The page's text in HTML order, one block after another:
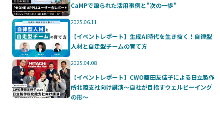
CaMPで語られた活用事例と"次の一歩"
2025.06.11
【イベントレポート】生成AI時代を生き抜く！自律型
人材と自走型チームの育て方
2025.04.08
【イベントレポート】CWO藤田友佳子による日立製作
所北陸支社向け講演～自社が目指すウェルビーイング
の形～